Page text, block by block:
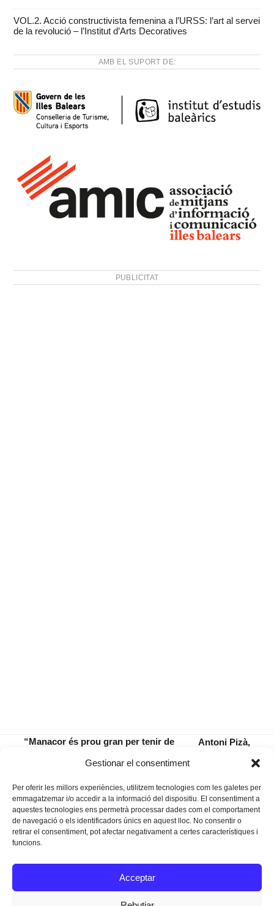
Gestionar el consentiment
Per oferir les millors experiències, utilitzem tecnologies com les galetes per
emmagatzemar i/o accedir a la informació del dispositiu. El consentiment a
aquestes tecnologies ens permetrà processar dades com el comportament
de navegació o els identificadors únics en aquest lloc. No consentir o
retirar el consentiment, pot afectar negativament a certes característiques i
funcions.
Acceptar
VOL.2. Acció constructivista femenina a l’URSS: l’art al servei
de la revolució – l’Institut d’Arts Decoratives
AMB EL SUPORT DE:
PUBLICITAT
“Manacor és prou gran per tenir de
arribar pertot a peu»
Antoni Pizà,
Instagram
Facebook
Twitter
Texts Legals